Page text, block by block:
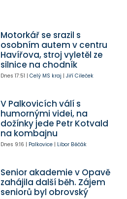
Motorkář se srazil s
osobním autem v centru
Havířova, stroj vyletěl ze
silnice na chodník
Dnes 17:51 | Celý MS kraj | Jiří Cileček
V Palkovicích válí s
humornými videi, na
dožínky jede Petr Kotvald
na kombajnu
Dnes 9:16 | Palkovice| Libor Běčák
Senior akademie v Opavě
zahájila další běh. Zájem
seniorů byl obrovský